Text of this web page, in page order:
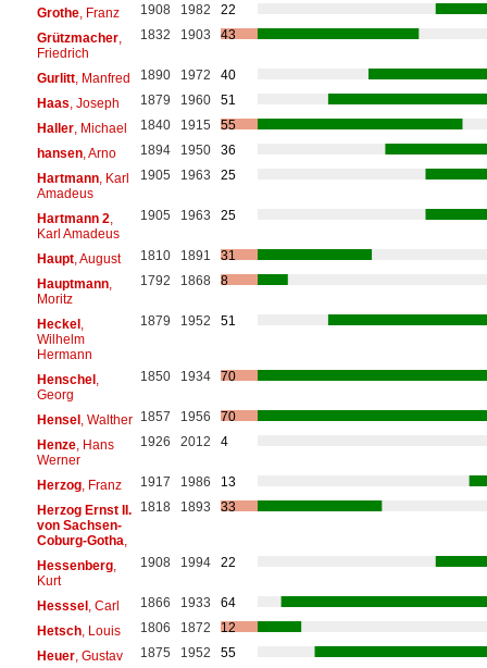
Grothe, Franz 1908 1982
22
Grützmacher,
Friedrich
1832 1903 43
Gurlitt, Manfred 1890 1972
40
Haas , Joseph 1879 1960
51
Haller, Michael 1840 1915
55
hansen, Arno 1894 1950
36
Hartmann, Karl
Amadeus
1905 1963 25
Hartmann 2
Karl Amadeus
1905 1963 25
Haupt, August 1810 1891
31
Hauptmann,
Moritz
1792 1868 8
Heckel,
Wilhelm
Hermann
1879 1952 51
Henschel,
Georg
1850 1934 70
Hensel, Walther 1857 1956
70
Henze, Hans
Werner
1926 2012 4
Herzog, Franz 1917 1986
13
Herzog Ernst II.
von Sachsen-
Coburg-Gotha
1818 1893 33
Hessenberg,
Kurt
1908 1994 22
Hesssel, Carl 1866 1933
64
Hetsch, Louis 1806 1872
12
Heuer, Gustav 1875 1952
55